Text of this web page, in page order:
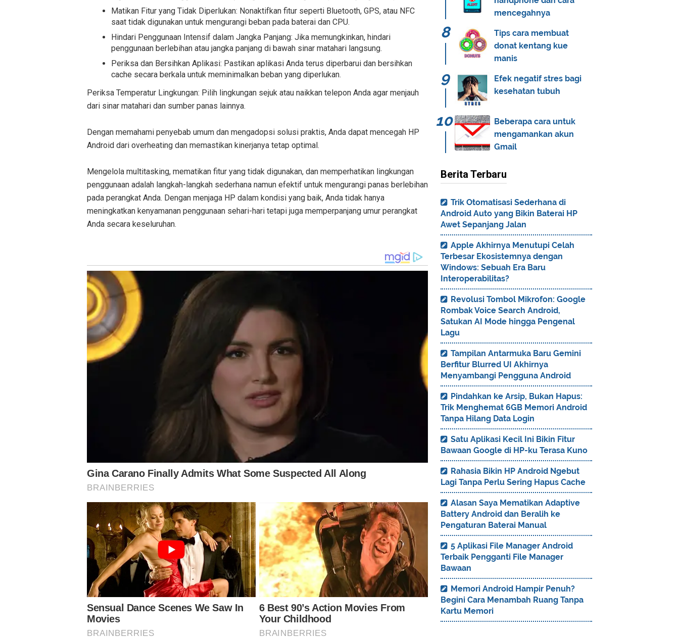
Matikan Fitur yang Tidak Diperlukan: Nonaktifkan fitur seperti Bluetooth, GPS, atau NFC
saat tidak digunakan untuk mengurangi beban pada baterai dan CPU.
Hindari Penggunaan Intensif dalam Jangka Panjang: Jika memungkinkan, hindari
penggunaan berlebihan atau jangka panjang di bawah sinar matahari langsung.
Periksa dan Bersihkan Aplikasi: Pastikan aplikasi Anda terus diperbarui dan bersihkan
cache secara berkala untuk meminimalkan beban yang diperlukan.
Periksa Temperatur Lingkungan: Pilih lingkungan sejuk atau naikkan telepon Anda agar menjauh
dari sinar matahari dan sumber panas lainnya.
Dengan memahami penyebab umum dan mengadopsi solusi praktis, Anda dapat mencegah HP
Android dari overheating dan memastikan kinerjanya tetap optimal.
Mengelola multitasking, mematikan fitur yang tidak digunakan, dan memperhatikan lingkungan
penggunaan adalah langkah-langkah sederhana namun efektif untuk mengurangi panas berlebihan
pada perangkat Anda. Dengan menjaga HP dalam kondisi yang baik, Anda tidak hanya
meningkatkan kenyamanan penggunaan sehari-hari tetapi juga memperpanjang umur perangkat
Anda secara keseluruhan.
mencegahnya
Tips cara membuat
donat kentang kue
manis
Efek negatif stres bagi
kesehatan tubuh
Beberapa cara untuk
mengamankan akun
Gmail
Berita Terbaru
Trik Otomatisasi Sederhana di
Android Auto yang Bikin Baterai HP
Awet Sepanjang Jalan
Apple Akhirnya Menutupi Celah
Terbesar Ekosistemnya dengan
Windows: Sebuah Era Baru
Interoperabilitas?
Revolusi Tombol Mikrofon: Google
Rombak Voice Search Android,
Satukan AI Mode hingga Pengenal
Lagu
Tampilan Antarmuka Baru Gemini
Berfitur Blurred UI Akhirnya
Menyambangi Pengguna Android
Pindahkan ke Arsip, Bukan Hapus:
Trik Menghemat 6GB Memori Android
Tanpa Hilang Data Login
Satu Aplikasi Kecil Ini Bikin Fitur
Bawaan Google di HP-ku Terasa Kuno
Rahasia Bikin HP Android Ngebut
Lagi Tanpa Perlu Sering Hapus Cache
Alasan Saya Mematikan Adaptive
Battery Android dan Beralih ke
Pengaturan Baterai Manual
5 Aplikasi File Manager Android
Terbaik Pengganti File Manager
Bawaan
Memori Android Hampir Penuh?
Begini Cara Menambah Ruang Tanpa
Kartu Memori